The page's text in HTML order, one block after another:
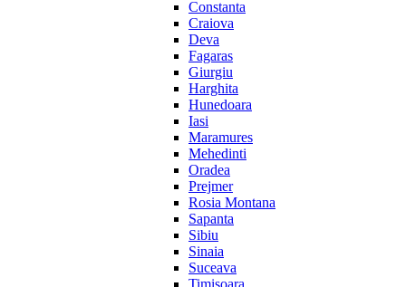
Constanta
Craiova
Deva
Fagaras
Giurgiu
Harghita
Hunedoara
Iasi
Maramures
Mehedinti
Oradea
Prejmer
Rosia Montana
Sapanta
Sibiu
Sinaia
Suceava
Timisoara